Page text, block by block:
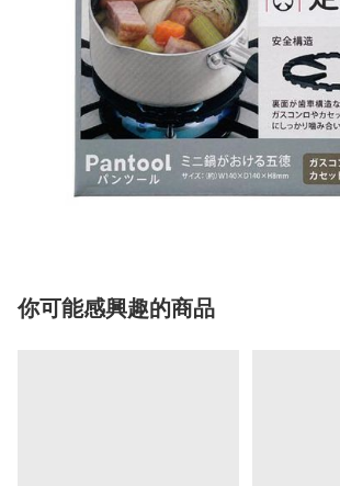
你可能感興趣的商品